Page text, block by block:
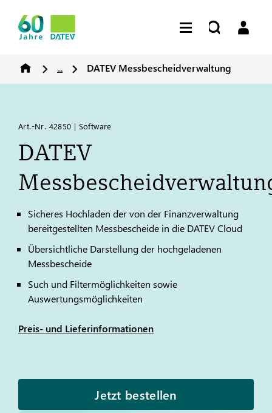
... DATEV Messbescheidverwaltung
Art.-Nr. 42850 | Software
DATEV
Sicheres Hochladen der von der Finanzverwaltung
bereitgestellten Messbescheide in die DATEVCloud
Übersichtliche Darstellung der hochgeladenen
Messbescheide
Such und Filtermöglichkeiten sowie
Auswertungsmöglichkeiten
Preis- und Lieferinformationen
Jetzt bestellen